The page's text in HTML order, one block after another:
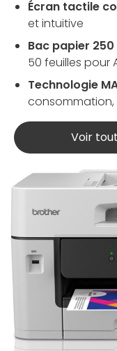
Écran tactile
et intuitive
Bac papier
50 feuilles pour
Technologie
Voir